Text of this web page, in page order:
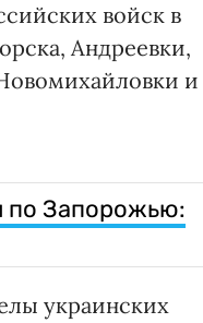
войск в
Андреевки,
и
по Запорожью:
украинских